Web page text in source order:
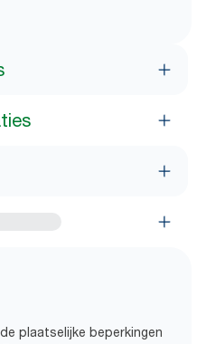
plaatselijke beperkingen